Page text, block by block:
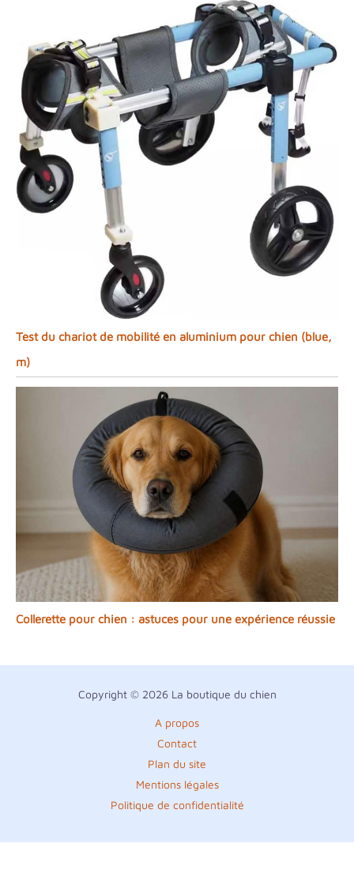
Test du chariot de mobilité en aluminium pour chien (blue,
m)
Collerette pour chien : astuces pour une expérience réussie
Copyright © 2026 La boutique du chien
A propos
Contact
Plan du site
Mentions légales
Politique de confidentialité